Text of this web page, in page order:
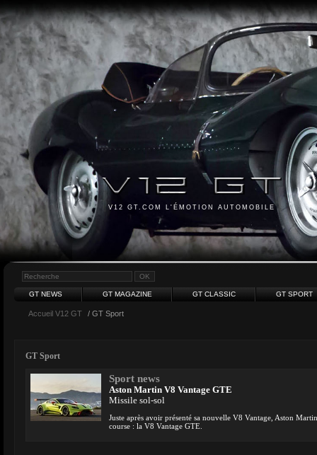
V12 GT.COM L'ÉMOTION AUTOMOBILE
GT NEWS GT MAGAZINE GT CLASSIC GT SPORT
Accueil V12 GT / GT Sport
GT Sport
Sport news
Aston Martin V8 Vantage GTE
Missile sol-sol
Juste après avoir présenté sa nouvelle V8 Vantage, Aston
course : la V8 Vantage GTE.